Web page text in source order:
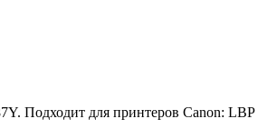
Подходит для принтеров Canon: